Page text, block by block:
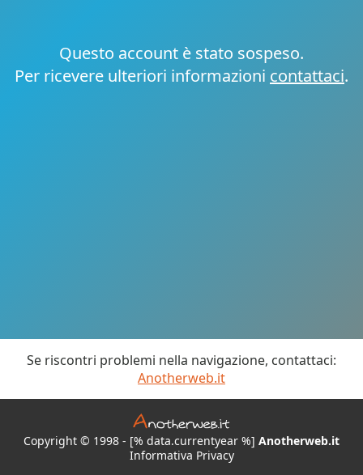
Questo account è stato sospeso.
Per ricevere ulteriori informazioni contattaci.
Se riscontri problemi nella navigazione, contattaci:
Anotherweb.it
Copyright © 1998 - [% data.currentyear %] Anotherweb.it
Informativa Privacy